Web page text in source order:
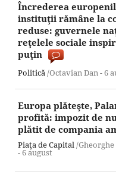
Încrederea
instituţii rămâne la
reduse: guvernele
reţelele sociale
puţin
Politică/Octavian Dan -6
Europa plăteşte,
profită: impozit de
plătit de compania
Piaţa de Capital/
-6 august